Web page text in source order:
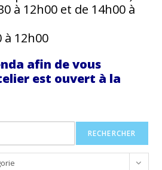
à 12h00 et de 14h00 à
à 12h00
afin de vous
est ouvert à la
RECHERCHER